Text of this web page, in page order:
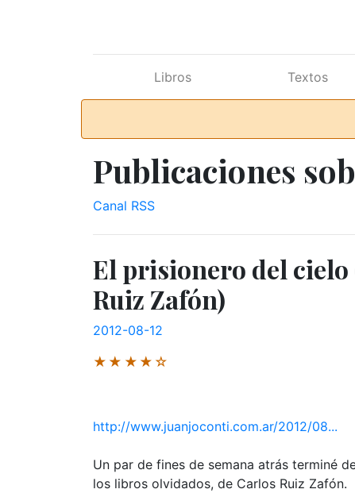
Libros Textos
Publicaciones
Canal RSS
El prisionero del cielo
Ruiz Zafón)
2012-08-12
★★★★☆
http://www.juanjoconti.com.ar/2012/08...
Un par de fines de semana atrás terminé
los libros olvidados, de Carlos Ruiz Zafón.